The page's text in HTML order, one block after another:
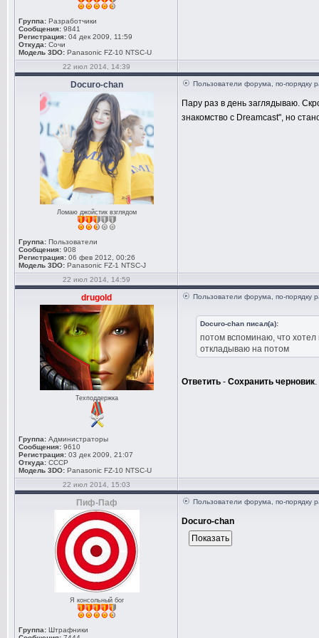
Группа: Разработчики
Сообщения: 9841
Регистрация: 04 дек 2009, 11:59
Откуда: Сочи
Модель 3DO: Panasonic FZ-10 NTSC-U
22 июл 2014, 14:39
Docuro-chan
Ломаю джойстик взглядом
Группа: Пользователи
Сообщения: 908
Регистрация: 06 фев 2012, 00:26
Модель 3DO: Panasonic FZ-1 NTSC-J
Пользователи форума, по-порядку
Пару раз в день заглядываю.
знакомство с Dreamcast", но
22 июл 2014, 14:59
drugold
Техподдержка
Группа: Администраторы
Сообщения: 9610
Регистрация: 03 дек 2009, 21:07
Откуда: СССР
Модель 3DO: Panasonic FZ-10 NTSC-U
Пользователи форума, по-порядку
Docuro-chan писал(а):
потом вспоминаю, что хотел
откладываю на потом
Ответить - Сохранить черновик.
22 июл 2014, 15:03
Пиф-Паф
Я консольный бог
Группа: Штрафники
Пользователи форума, по-порядку
Docuro-chan